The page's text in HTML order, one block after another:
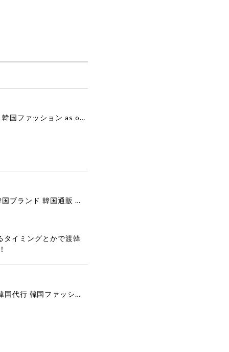
[as”on] BONITA MINI BAG / BLACK 正規品 韓国ブランド 韓国通販 韓国代行 韓国ファッション as on ason エズオン アズオン
[COOR][WOMEN] Faux Suede Three-Button Blazer (Dark Brown) 正規品 韓国ブランド 韓国通販 韓国代行 韓国ファッション クール クーア クアー 日本 店舗
タイミングとかで渡韓
[COYSEIO] COY BUMBLE SNEAKERS GREY 正規品 韓国ブランド 韓国通販 韓国代行 韓国ファッション コイセイオ 日本 店舗